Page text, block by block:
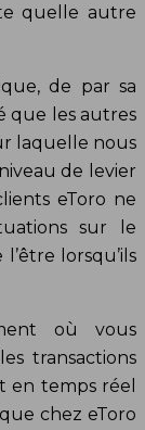
quelle autre
de par sa
que les autres
laquelle nous
de levier
eToro ne
sur le
lorsqu’ils
où vous
transactions
en temps réel
chez eToro